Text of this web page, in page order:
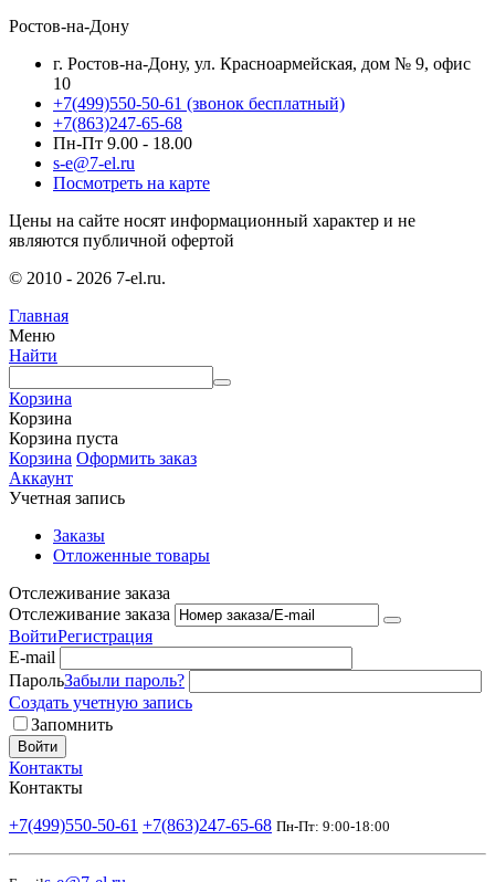
Ростов-на-Дону
г. Ростов-на-Дону, ул. Красноармейская, дом № 9, офис
10
+7(499)550-50-61 (звонок бесплатный)
+7(863)247-65-68
Пн-Пт 9.00 - 18.00
s-e@7-el.ru
Посмотреть на карте
Цены на сайте носят информационный характер и не
являются публичной офертой
© 2010 - 2026 7-el.ru.
Главная
Меню
Найти
Корзина
Корзина
Корзина пуста
Корзина Оформить заказ
Аккаунт
Учетная запись
Заказы
Отложенные товары
Отслеживание заказа
Отслеживание заказа
ВойтиРегистрация
E-mail
ПарольЗабыли пароль?
Создать учетную запись
Запомнить
Войти
Контакты
Контакты
+7(499)550-50-61 +7(863)247-65-68 Пн-Пт: 9:00-18:00